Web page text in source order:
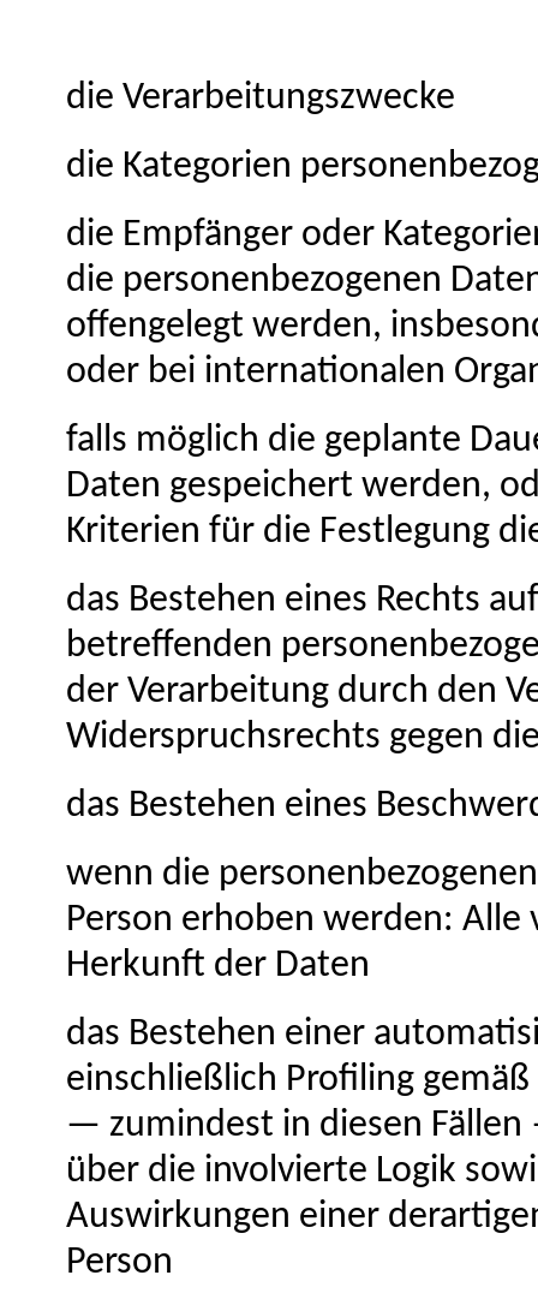
die Verarbeitungszwecke
die Kategorien
die Empfänger oder
die personenbezogenen
offengelegt werden,
oder bei internationalen
falls möglich die geplante
Daten gespeichert werden,
Kriterien für die Festlegung
das Bestehen eines Rechts
betreffenden
der Verarbeitung durch den
Widerspruchsrechts gegen
das Bestehen eines
wenn die
Person erhoben werden:
Herkunft der Daten
das Bestehen einer
einschließlich Profiling
— zumindest in diesen
über die involvierte Logik
Auswirkungen einer
Person